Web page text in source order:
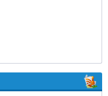
- Giải Pháp Ấp
Câu